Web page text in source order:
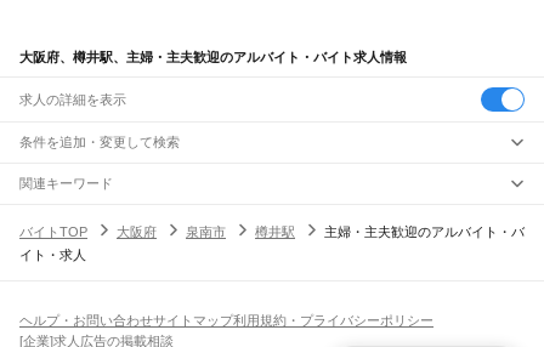
大阪府、樽井駅、主婦・主夫歓迎のアルバイト・バイト求人情報
求人の詳細を表示
条件を追加・変更して検索
市区町村を追加・変更
大阪府すべて
大阪市
平野区北区中央区
駅を追加・変更
JR神戸線(大阪～神戸)
職種を追加・変更
飲食・フードサービスすべて
ホールスタッフキッチンスタッフ
人気
関連キーワード
バイトTOP
大阪府 泉南市 樽井駅
主婦・主夫歓迎のアルバイト・バ
イト・求人
ヘルプ・お問い合わせサイトマップ利用規約・プライバシーポリシー
[企業]求人広告の掲載相談